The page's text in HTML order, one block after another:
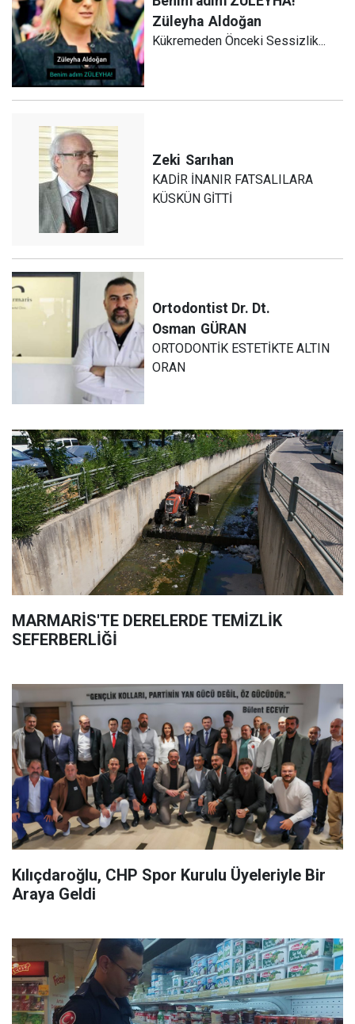
Züleyha Aldoğan
Kükremeden Önceki Sessizlik...
Zeki Sarıhan
KADİR İNANIR FATSALILARA
KÜSKÜN GİTTİ
Ortodontist Dr. Dt.
Osman GÜRAN
ORTODONTİK ESTETİKTE ALTIN
ORAN
MARMARİS'TE DERELERDE TEMİZLİK
SEFERBERLİĞİ
Kılıçdaroğlu, CHP Spor Kurulu Üyeleriyle Bir
Araya Geldi